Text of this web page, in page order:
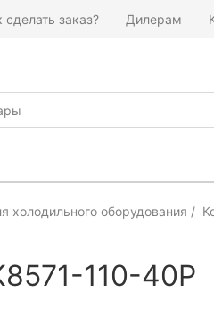
сделать заказ? Дилерам
холодильного оборудования
110-40P